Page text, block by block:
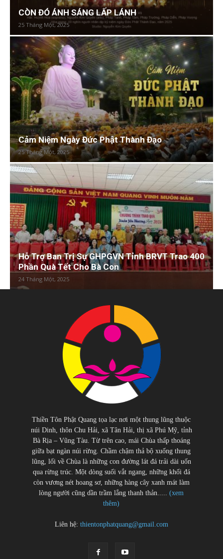
CÒN ĐÓ ÁNH SÁNG LẤP LÁNH
25 Tháng Một, 2025
Cảm Niệm Ngày Đức Phật Thành Đạo
25 Tháng Một, 2025
Hỗ Trợ Ban Trị Sự GHPGVN Tỉnh BRVT Trao 400
Phần Quà Tết Cho Bà Con
24 Tháng Một, 2025
Thiền Tôn Phật Quang tọa lạc nơi một thung lũng thuộc
núi Dinh, thôn Chu Hải, xã Tân Hải, thị xã Phú Mỹ, tỉnh
Bà Rịa – Vũng Tàu. Từ trên cao, mái Chùa thấp thoáng
giữa bạt ngàn núi rừng. Chầm chậm thả bộ xuống thung
lũng, lối về Chùa là những con đường lát đá trải dài uốn
qua rừng trúc. Một dòng suối vắt ngang, những khối đá
còn vương nét hoang sơ, những hàng cây xanh mát làm
lòng người cũng dần trầm lắng thanh thản.....(xem
thêm)
Liên hệ: thientonphatquang@gmail.com